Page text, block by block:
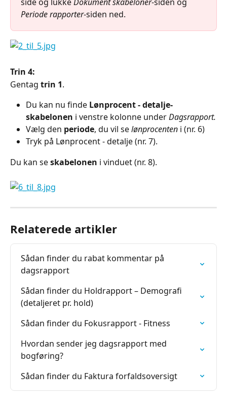
Periode rapporter-siden ned.
Trin 4:
Gentag trin 1.
Du kan nu finde Lønprocent - detalje-
skabelonen i venstre kolonne under Dagsrapport.
Vælg den periode, du vil se lønprocenten i (nr. 6)
Tryk på Lønprocent - detalje(nr. 7).
Du kan se skabelonen i vinduet (nr. 8).
Relaterede artikler
Sådan finder du rabat kommentar på
dagsrapport
Sådan finder du Holdrapport – Demografi
(detaljeret pr. hold)
Sådan finder du Fokusrapport - Fitness
Hvordan sender jeg dagsrapport med
bogføring?
Sådan finder du Faktura forfaldsoversigt